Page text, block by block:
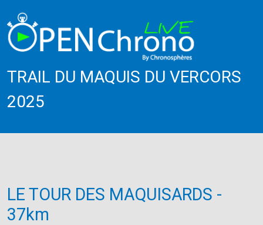
TRAIL DU MAQUIS DU VERCORS
2025
LE TOUR DES MAQUISARDS -
37km